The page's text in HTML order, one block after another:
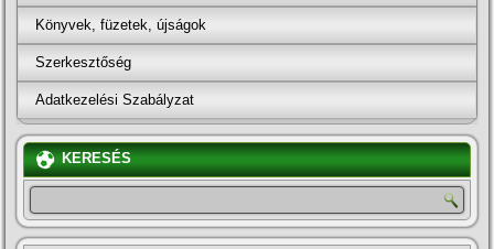
Könyvek, füzetek, újságok
Szerkesztőség
Adatkezelési Szabályzat
KERESÉS